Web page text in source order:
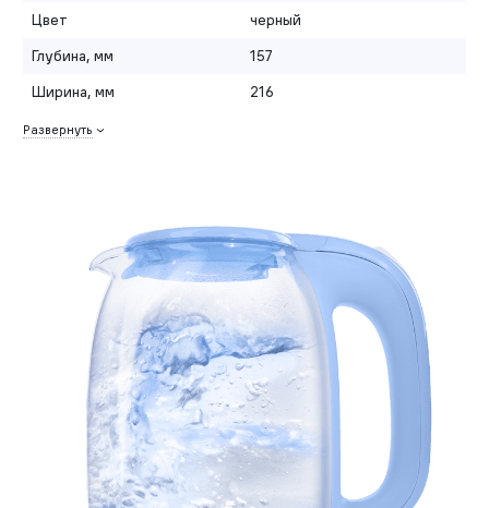
Цвет
черный
Глубина, мм
157
Ширина, мм
216
Развернуть